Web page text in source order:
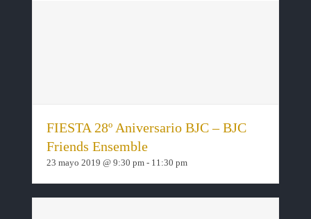
FIESTA 28º Aniversario BJC – BJC
Friends Ensemble
23 mayo 2019 @ 9:30 pm- 11:30 pm